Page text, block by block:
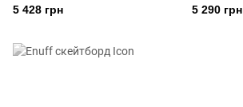
5 428 грн 5 290 грн